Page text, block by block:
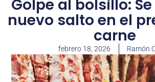
Golpe al bolsillo:
nuevo salto en el
carne
febrero 18, 2026 Ramón